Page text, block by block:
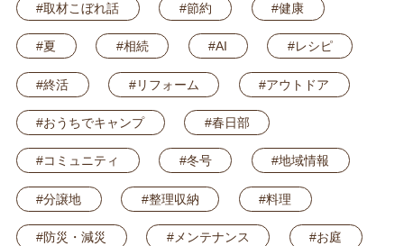
#取材こぼれ話 #節約 #健康
#夏 #相続 #AI #レシピ
#終活 #リフォーム #アウトドア
#おうちでキャンプ #春日部
#コミュニティ #冬号 #地域情報
#分譲地 #整理収納 #料理
#防災・減災 #メンテナンス #お庭